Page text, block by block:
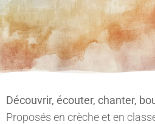
Découvrir, écouter, chanter,
Proposés en crèche et en